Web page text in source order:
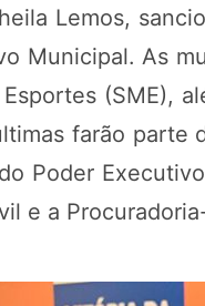
Lemos,
Municipal. As
(SME),
farão
Poder
e a